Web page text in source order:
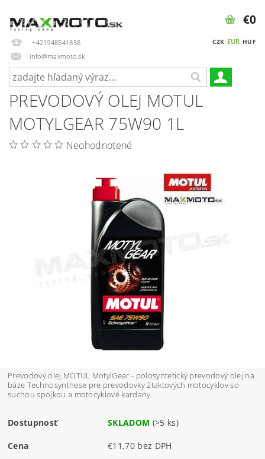
+421948541858
info@maxmoto.sk
CZK EUR HUF
€0
PREVODOVÝ OLEJ MOTUL
MOTYLGEAR 75W90 1L
Neohodnotené
Prevodový olej MOTUL MotylGear - polosyntetický prevodový olej na
báze Technosynthese pre prevodovky 2taktových motocyklovso
suchou spojkou a motocyklové kardany
Dostupnosť SKLADOM (>5 ks)
Cena €11,70 bez DPH